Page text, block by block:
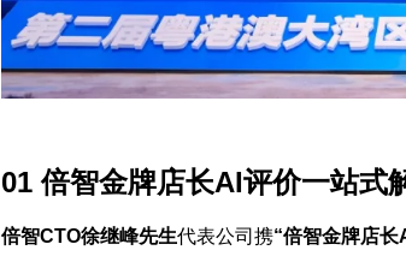
01 倍智金牌店长AI评价一站式
倍智CTO徐继峰先生代表公司携“倍智金牌店长